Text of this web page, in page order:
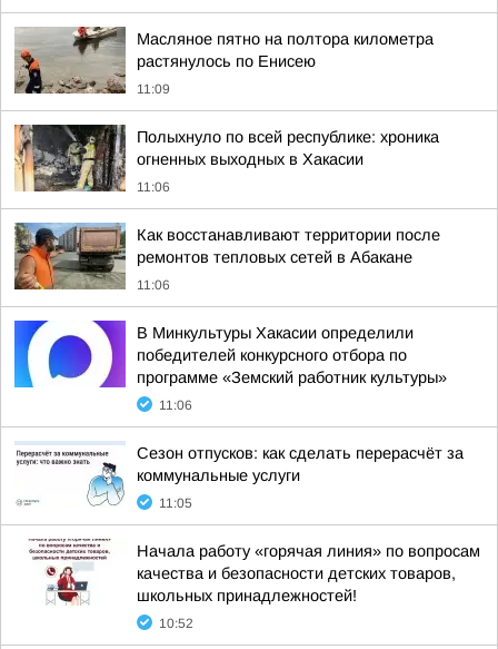
Масляное пятно на полтора километра
растянулось по Енисею
11:09
Полыхнуло по всей республике: хроника
огненных выходных в Хакасии
11:06
Как восстанавливают территории после
ремонтов тепловых сетей в Абакане
11:06
В Минкультуры Хакасии определили
победителей конкурсного отбора по
программе «Земский работник культуры»
11:06
Сезон отпусков: как сделать перерасчёт за
коммунальные услуги
11:05
Начала работу «горячая линия» по вопросам
качества и безопасности детских товаров,
школьных принадлежностей!
10:52